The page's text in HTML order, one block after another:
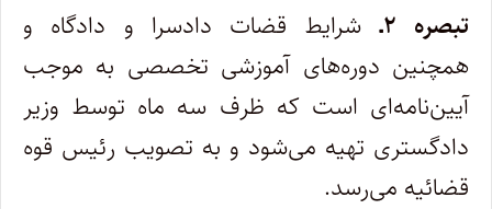
تبصره ۲ـ
شرایط قضات دادسرا و دادگاه و
همچنین دوره‌های آموزشی تخصصی به ‌موجب
آیین‌نامه‌ای است که ظرف سه ماه توسط وزیر
دادگستری تهیه می‌شود و به ‌تصویب رئیس قوه
قضائیه می‌رسد.